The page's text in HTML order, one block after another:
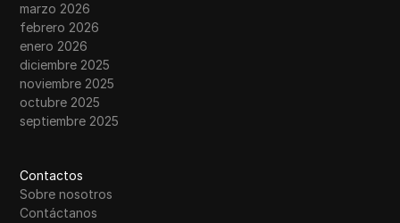
marzo 2026
febrero 2026
enero 2026
diciembre 2025
noviembre 2025
octubre 2025
septiembre 2025
Contactos
Sobre nosotros
Contáctanos